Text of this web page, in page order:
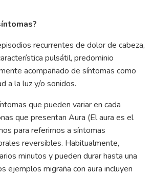
recurrentes de dolor de cabeza,
pulsátil, predominio
acompañado de síntomas como
a la luz y/o sonidos.
que pueden variar en cada
que presentan Aura (El aura es el
para referirnos a síntomas
reversibles. Habitualmente,
minutos y pueden durar hasta una
ejemplos migraña con aura incluyen